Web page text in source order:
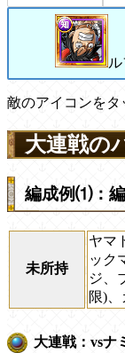
敵のアイコンをタ
大連戦の
編成例⑴：
未所持
ヤマ
ック
ジ、
限)、
大連戦：vsナ